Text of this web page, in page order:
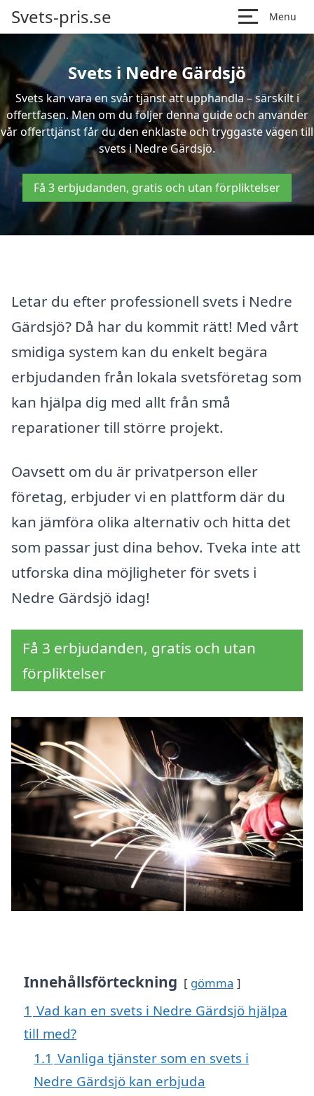
Svets-pris.se Menu
Svets i Nedre Gärdsjö
Svets kan vara en svår tjänst att upphandla – särskilt i
offertfasen. Men om du följer denna guide och använder
vår offerttjänst får du den enklaste och tryggaste vägen till
svets i Nedre Gärdsjö.
Få 3 erbjudanden, gratis och utan förpliktelser
Letar du efter professionell svets i Nedre
Gärdsjö? Då har du kommit rätt! Med vårt
smidiga system kan du enkelt begära
erbjudanden från lokala svetsföretag som
kan hjälpa dig med allt från små
reparationer till större projekt.
Oavsett om du är privatperson eller
företag, erbjuder vi en plattform där du
kan jämföra olika alternativ och hitta det
som passar just dina behov. Tveka inte att
utforska dina möjligheter för svets i
Nedre Gärdsjö idag!
Få 3 erbjudanden, gratis och utan
förpliktelser
Innehållsförteckning gömma
1 Vad kan en svets i Nedre Gärdsjö hjälpa
till med?
1.1 Vanliga tjänster som en svets i
Nedre Gärdsjö kan erbjuda